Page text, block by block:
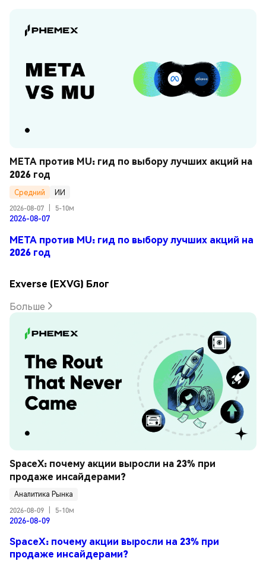
META против MU: гид по выбору лучших акций на
2026 год
Средний
ИИ
2026-08-07
5-10м
2026-08-07
META против MU: гид по выбору лучших акций на
2026 год
Exverse (EXVG) Блог
Больше
SpaceX: почему акции выросли на 23% при
продаже инсайдерами?
Аналитика Рынка
2026-08-09
5-10м
2026-08-09
SpaceX: почему акции выросли на 23% при
продаже инсайдерами?